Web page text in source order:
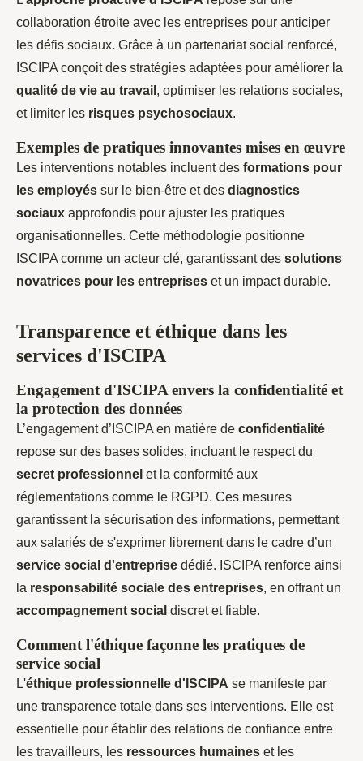
collaboration étroite avec les entreprises pour anticiper
les défis sociaux. Grâce à un partenariat social renforcé,
ISCIPA conçoit des stratégies adaptées pour améliorer la
qualité de vie au travail , optimiser les relations sociales,
et limiter les risques psychosociaux.
Exemples de pratiques innovantes mises en œuvre
Les interventions notables incluent des formations pour
les employés sur le bien-être et des diagnostics
sociaux approfondis pour ajuster les pratiques
organisationnelles. Cette méthodologie positionne
ISCIPA comme un acteur clé, garantissant des solutions
novatrices pour les entreprises et un impact durable.
Transparence et éthique dans les
services d'ISCIPA
Engagement d'ISCIPA envers la confidentialité et
la protection des données
L’engagement d’ISCIPA en matière de confidentialité
repose sur des bases solides, incluant le respect du
secret professionnel et la conformité aux
réglementations comme le RGPD. Ces mesures
garantissent la sécurisation des informations, permettant
aux salariés de s'exprimer librement dans le cadre d’un
service social d'entreprise dédié. ISCIPA renforce ainsi
la responsabilité sociale des entreprises, en offrant un
accompagnement social discret et fiable.
Comment l'éthique façonne les pratiques de
service social
L'éthique professionnelle d'ISCIPA se manifeste par
une transparence totale dans ses interventions. Elle est
essentielle pour établir des relations de confiance entre
les travailleurs, les ressources humaines et les